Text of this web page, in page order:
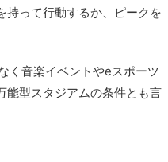
持って行動するか、ピークを
く音楽イベントやeスポーツ
能型スタジアムの条件とも言